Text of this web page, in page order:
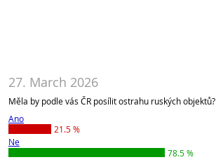
27. March 2026
Měla by podle vás ČR posílit ostrahu ruských objektů?
Ano
21.5 %
Ne
78.5 %